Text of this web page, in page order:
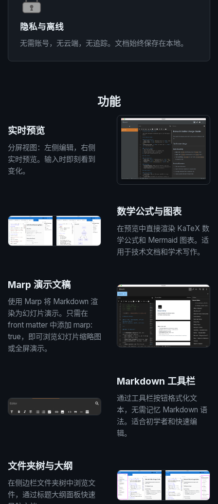
隐私与离线
无需账号，无云端，无追踪。文档始终保存在本地。
功能
实时预览
分屏视图：左侧编辑，右侧
实时预览。输入时即刻看到
变化。
数学公式与图表
在预览中直接渲染 KaTeX 数
学公式和 Mermaid 图表。适
用于技术文档和学术写作。
Marp 演示文稿
使用 Marp 将 Markdown 渲
染为幻灯片演示。只需在
front matter 中添加 marp:
true，即可浏览幻灯片缩略图
或全屏演示。
Markdown 工具栏
通过工具栏按钮格式化文
本，无需记忆 Markdown 语
法。适合初学者和快速编
辑。
文件夹树与大纲
在侧边栏文件夹树中浏览文
件，通过标题大纲面板快速